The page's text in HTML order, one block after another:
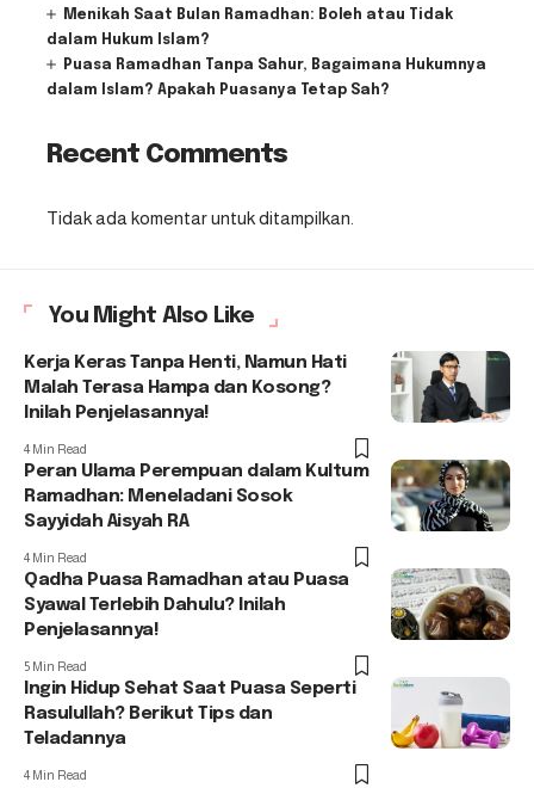
Menikah Saat Bulan Ramadhan: Boleh atau Tidak
dalam Hukum Islam?
Puasa Ramadhan Tanpa Sahur, Bagaimana Hukumnya
dalam Islam? Apakah Puasanya Tetap Sah?
Recent Comments
Tidak ada komentar untuk ditampilkan.
You Might Also Like
Kerja Keras Tanpa Henti, Namun Hati
Malah Terasa Hampa dan Kosong?
Inilah Penjelasannya!
4 Min Read
Peran Ulama Perempuan dalam Kultum
Ramadhan: Meneladani Sosok
Sayyidah Aisyah RA
4 Min Read
Qadha Puasa Ramadhan atau Puasa
Syawal Terlebih Dahulu? Inilah
Penjelasannya!
5 Min Read
Ingin Hidup Sehat Saat Puasa Seperti
Rasulullah? Berikut Tips dan
Teladannya
4 Min Read